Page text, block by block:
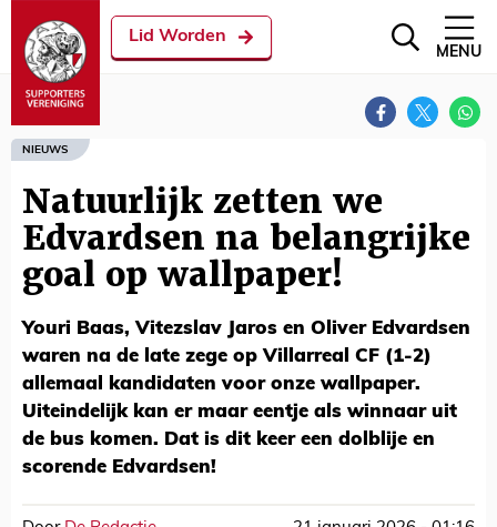
Lid Worden
MENU
NIEUWS
Natuurlijk zetten we
Edvardsen na belangrijke
goal op wallpaper!
Youri Baas, Vitezslav Jaros en Oliver Edvardsen
waren na de late zege op Villarreal CF (1-2)
allemaal kandidaten voor onze wallpaper.
Uiteindelijk kan er maar eentje als winnaar uit
de bus komen. Dat is dit keer een dolblije en
scorende Edvardsen!